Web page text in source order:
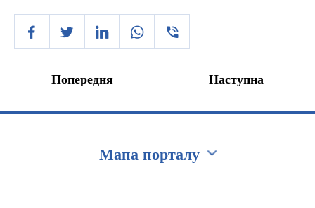
Попередня Наступна
Мапа порталу